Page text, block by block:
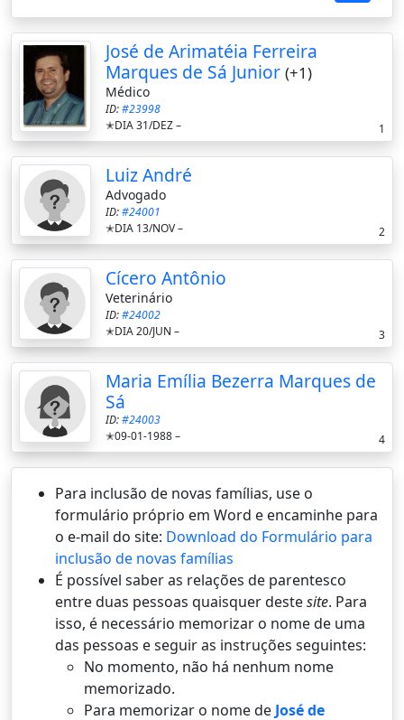
José de Arimatéia Ferreira
Marques de Sá Junior (+1)
Médico
ID:#23998
✭DIA 31/DEZ –
1
Luiz André
Advogado
ID:#24001
✭DIA 13/NOV –
2
Cícero Antônio
Veterinário
ID:#24002
✭DIA 20/JUN –
3
Maria Emília Bezerra Marques de
Sá
ID:#24003
✭09-01-1988 –
4
Para inclusão de novas famílias, use o
formulário próprio em Word e encaminhe para
o e-mail do site: Download do Formulário para
inclusão de novas famílias
É possí­vel saber as relações de parentesco
entre duas pessoas quaisquer destesite. Para
isso, é necessário memorizar o nome de uma
das pessoas e seguir as instruções seguintes:
No momento, não há nenhum nome
memorizado.
Para memorizar o nome de José de